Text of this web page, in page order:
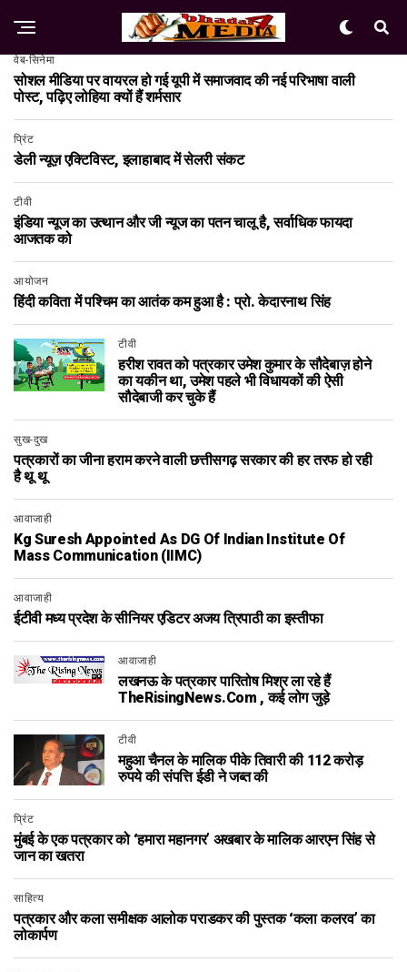
वेब-सिनेमा
सोशल मीडिया पर वायरल हो गई यूपी में समाजवाद की नई परिभाषा वाली
पोस्ट, पढ़िए लोहिया क्यों हैं शर्मसार
प्रिंट
डेली न्यूज़ एक्टिविस्ट, इलाहाबाद में सेलरी संकट
टीवी
इंडिया न्यूज का उत्थान और जी न्यूज का पतन चालू है, सर्वाधिक फायदा
आजतक को
आयोजन
हिंदी कविता में पश्चिम का आतंक कम हुआ है : प्रो. केदारनाथ सिंह
टीवी
हरीश रावत को पत्रकार उमेश कुमार के सौदेबाज़ होने
का यकीन था, उमेश पहले भी विधायकों की ऐसी
सौदेबाजी कर चुके हैं
सुख-दुख
पत्रकारों का जीना हराम करने वाली छत्तीसगढ़ सरकार की हर तरफ हो रही
है थू थू
आवाजाही
Kg Suresh Appointed As DG Of Indian Institute Of
Mass Communication (IIMC)
आवाजाही
ईटीवी मध्य प्रदेश के सीनियर एडिटर अजय त्रिपाठी का इस्तीफा
आवाजाही
लखनऊ के पत्रकार पारितोष मिश्र ला रहे हैं
TheRisingNews.com , कई लोग जुड़े
टीवी
महुआ चैनल के मालिक पीके तिवारी की 112 करोड़
रुपये की संपत्ति ईडी ने जब्त की
प्रिंट
मुंबई के एक पत्रकार को ‘हमारा महानगर’ अखबार के मालिक आरएन सिंह से
जान का खतरा
साहित्य
पत्रकार और कला समीक्षक आलोक पराडकर की पुस्तक ‘कला कलरव’ का
लोकार्पण